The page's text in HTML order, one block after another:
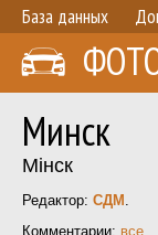
База данных
Минск
Мінск
Редактор: СДМ .
Комментарии: все